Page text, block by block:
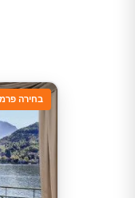
בחירה